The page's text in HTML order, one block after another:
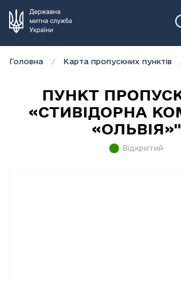
Головна Карта пропускних пунктів
ПУНКТ
«СТИВІДОРНА
«ОЛЬВІЯ»"
Відкритий